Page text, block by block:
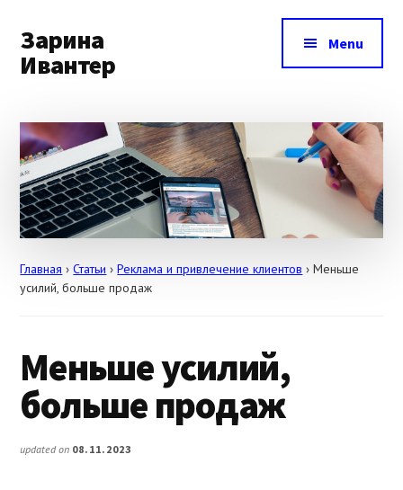
main
content
primary
sidebar
footer
menuЗарина
Ивантер
продвигать
себя
и
свои
услуги
Menu
Главная ›Статьи ›Реклама и привлечение клиентов ›Меньше
усилий, больше продаж
Меньше усилий,
больше продаж
updated on 08.11.2023